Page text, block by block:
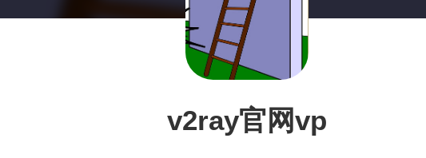
v2ray官网vp